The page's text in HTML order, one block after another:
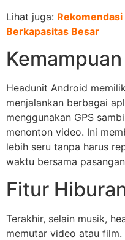
Lihat juga:
Berkapasitas Besar
Headunit Android
menjalankan berbagai
menggunakan GPS
menonton video. Ini
lebih seru tanpa harus
waktu bersama
Fitur
Terakhir, selain musik,
memutar video atau